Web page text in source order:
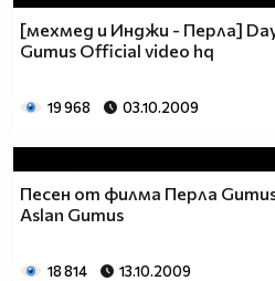
[мехмед и Инджи - Перла]
Gumus Official video hq
19 968 03.10.2009
Песен от филма Перла
Aslan Gumus
18 814 13.10.2009